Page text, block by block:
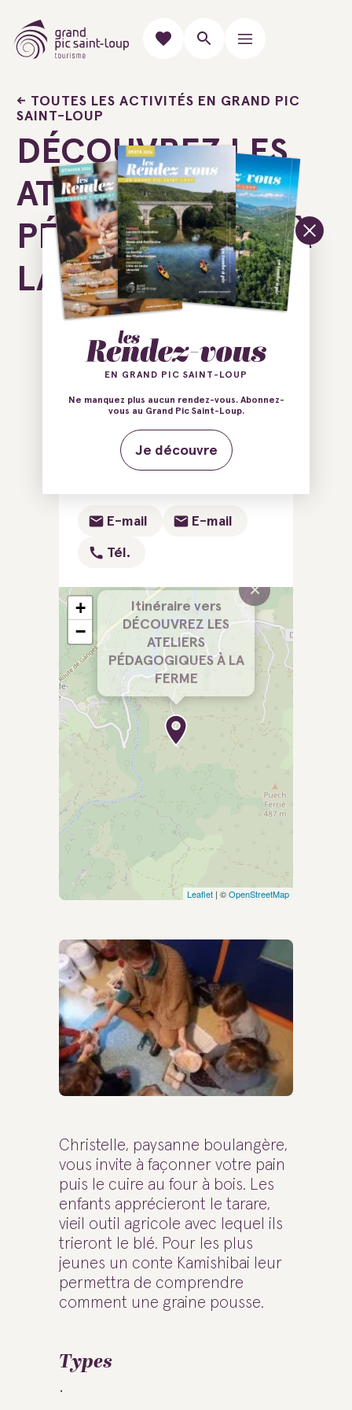
TOUTES LES ACTIVITÉS EN GRAND PIC
SAINT-LOUP
DÉCOUVREZ LES
ATELIERS
PÉDAGOGIQUES À
LA FERME
Ajouter au carnet de voyage
Mas de Conquette
34380 Saint-Martin-de-
E-mail E-mail
Tél.
Itinéraire vers
DÉCOUVREZ LES
ATELIERS
PÉDAGOGIQUES À LA
FERME
×
+
−
Leaflet | ©OpenStreetMap
Christelle, paysanne boulangère,
vous invite à façonner votre pain
puis le cuire au four à bois. Les
enfants apprécieront le tarare,
vieil outil agricole avec lequel ils
trieront le blé. Pour les plus
jeunes un conte Kamishibai leur
permettra de comprendre
comment une graine pousse.
Types
EN GRAND PIC SAINT-LOUP
Ne manquez plus aucun rendez-vous. Abonnez-
vous au Grand Pic Saint-Loup.
Je découvre